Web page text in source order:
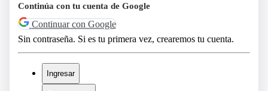
Continúa con tu cuenta de Google
Continuar con Google
Sin contraseña. Si es tu primera vez, crearemos tu cuenta.
Ingresar